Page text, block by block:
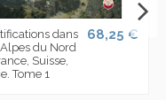
dans
du Nord
Suisse,
Tome 1
68,25 €